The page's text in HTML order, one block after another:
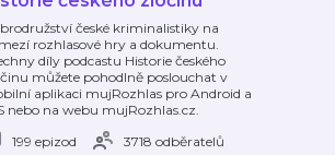
české kriminalistiky na
rozhlasové hry a dokumentu.
díly podcastu Historie českého
můžete pohodlně poslouchat v
aplikaci mujRozhlas pro Android a
nebo na webu mujRozhlas.cz.
199 epizod
3718 odběratelů